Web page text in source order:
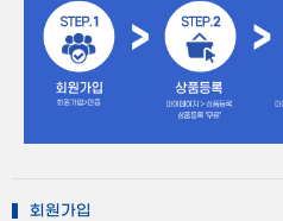
회원가입